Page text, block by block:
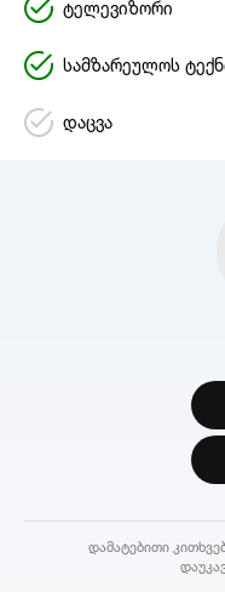
ტელევიზორი
სამზარეულოს
დაცვა
დამატებითი